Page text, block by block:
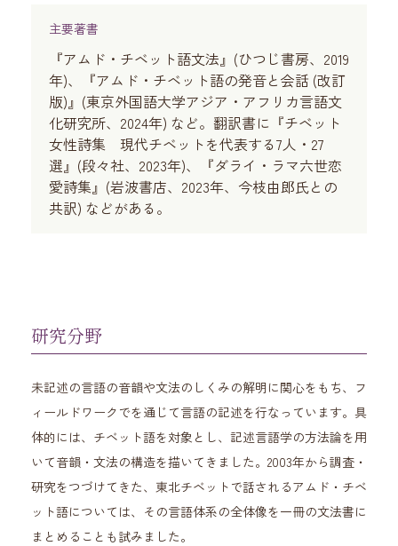
主要著書
『アムド・チベット語文法』(ひつじ書房、2019
年)、『アムド・チベット語の発音と会話 (改訂
版)』(東京外国語大学アジア・アフリカ言語文
化研究所、2024年) など。翻訳書に『チベット
女性詩集 現代チベットを代表する7人・27
選』(段々社、2023年)、『ダライ・ラマ六世恋
愛詩集』(岩波書店、2023年、今枝由郎氏との
共訳) などがある。
研究分野
未記述の言語の音韻や文法のしくみの解明に関心をもち、フ
ィールドワークでを通じて言語の記述を行なっています。具
体的には、チベット語を対象とし、記述言語学の方法論を用
いて音韻・文法の構造を描いてきました。2003年から調査・
研究をつづけてきた、東北チベットで話されるアムド・チベ
ット語については、その言語体系の全体像を一冊の文法書に
まとめることも試みました。